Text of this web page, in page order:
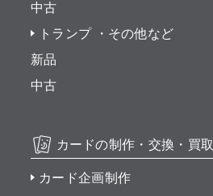
中古
トランプ ・その他など
新品
中古
カードの制作・交換・買取
カード企画制作